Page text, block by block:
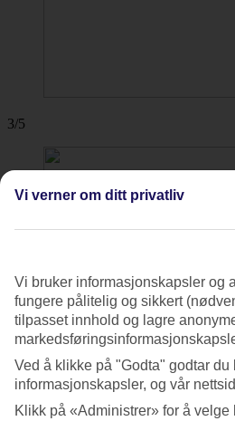
3/5
Vi verner om ditt privatliv
Vi bruker informasjonskapsler og
fungere pålitelig og sikkert
tilpasset innhold og lagre
Ved å klikke på "Godta" godtar
informasjonskapsler, og vår
Klikk på «Administrer» for å